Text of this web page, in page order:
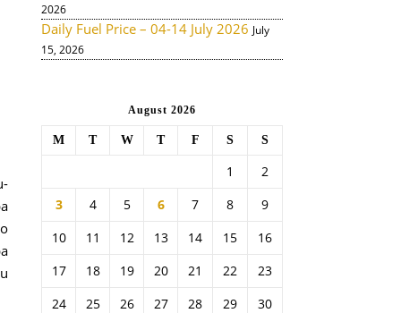
2026
Daily Fuel Price – 04-14 July 2026 July
15, 2026
August 2026
M T W T F S S
1
2
3
4 5 6 7 8
9
10
11 12 13 14 15
16
17
18 19 20 21 22
23
24
25 26 27 28 29
30